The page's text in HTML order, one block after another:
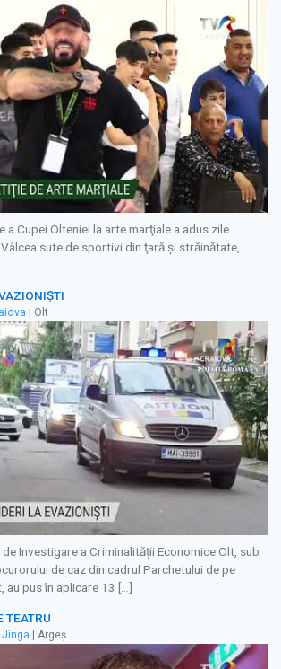
a Cupei Olteniei la arte marţiale a adus zile
sute de sportivi din ţară şi străinătate,
| Olt
Investigare a Criminalității Economice Olt, sub
de caz din cadrul Parchetului de pe
au pus în aplicare 13 […]
TEATRU
Jinga | Argeș